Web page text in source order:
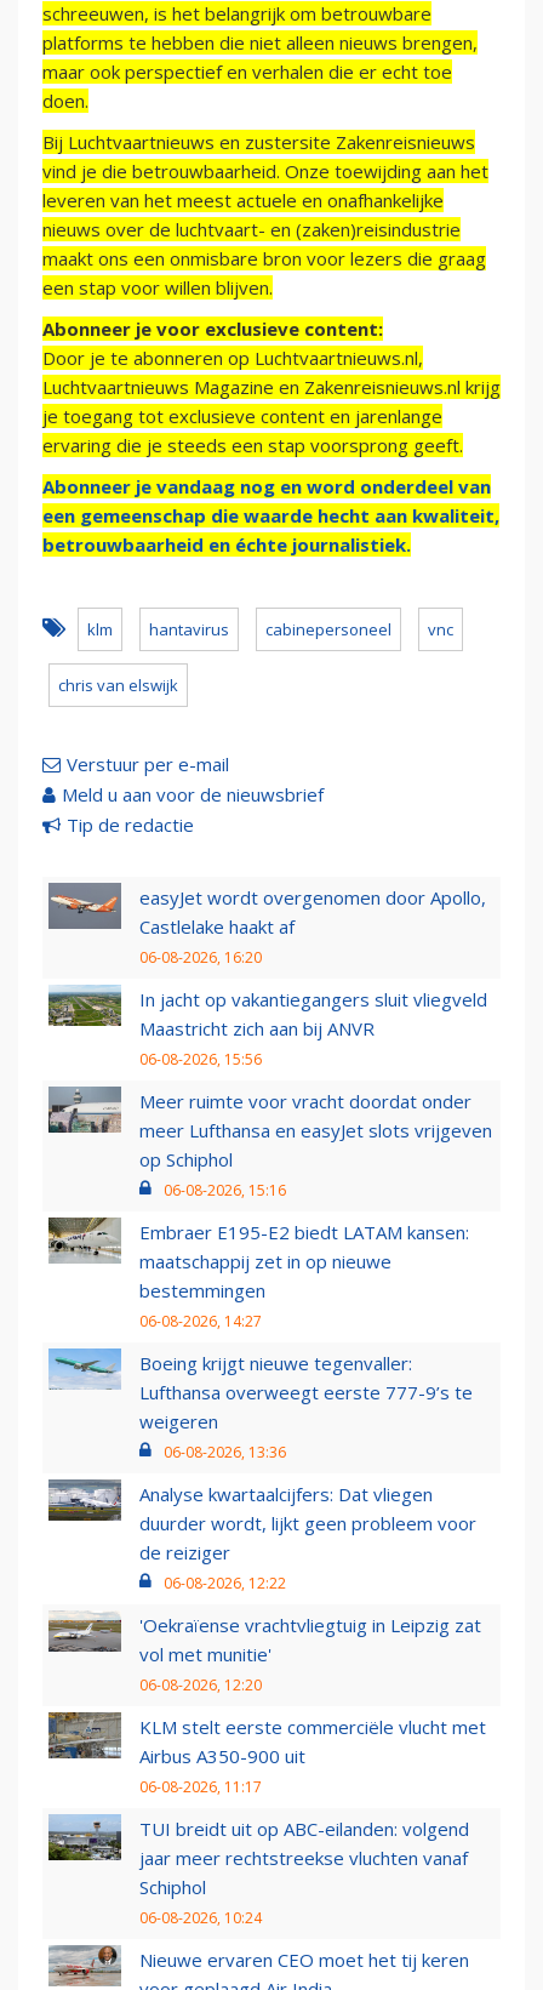
schreeuwen, is het belangrijk om betrouwbare
platforms te hebben die niet alleen nieuws brengen,
maar ook perspectief en verhalen die er echt toe
doen.
Bij Luchtvaartnieuws en zustersite Zakenreisnieuws
vind je die betrouwbaarheid. Onze toewijding aan het
leveren van het meest actuele en onafhankelijke
nieuws over de luchtvaart- en (zaken)reisindustrie
maakt ons een onmisbare bron voor lezers die graag
een stap voor willen blijven.
Abonneer je voor exclusieve content:
Door je te abonneren op Luchtvaartnieuws.nl,
Luchtvaartnieuws Magazine en Zakenreisnieuws.nl krijg
je toegang tot exclusieve content en jarenlange
ervaring die je steeds een stap voorsprong geeft.
Abonneer je vandaag nog en word onderdeel van
een gemeenschap die waarde hecht aan kwaliteit,
betrouwbaarheid en échte journalistiek.
klm hantavirus cabinepersoneel vnc
chris van elswijk
Verstuur per e-mail
Meld u aan voor de nieuwsbrief
Tip de redactie
easyJet wordt overgenomen door Apollo,
Castlelake haakt af
06-08-2026, 16:20
In jacht op vakantiegangers sluit vliegveld
Maastricht zich aan bij ANVR
06-08-2026, 15:56
Meer ruimte voor vracht doordat onder
meer Lufthansa en easyJet slots vrijgeven
op Schiphol
06-08-2026, 15:16
Embraer E195-E2 biedt LATAM kansen:
maatschappij zet in op nieuwe
bestemmingen
06-08-2026, 14:27
Boeing krijgt nieuwe tegenvaller:
Lufthansa overweegt eerste 777-9’s te
weigeren
06-08-2026, 13:36
Analyse kwartaalcijfers: Dat vliegen
duurder wordt, lijkt geen probleem voor
de reiziger
06-08-2026, 12:22
'Oekraïense vrachtvliegtuig in Leipzig zat
vol met munitie'
06-08-2026, 12:20
KLM stelt eerste commerciële vlucht met
Airbus A350-900 uit
06-08-2026, 11:17
TUI breidt uit op ABC-eilanden: volgend
jaar meer rechtstreekse vluchten vanaf
Schiphol
06-08-2026, 10:24
Nieuwe ervaren CEO moet het tij keren